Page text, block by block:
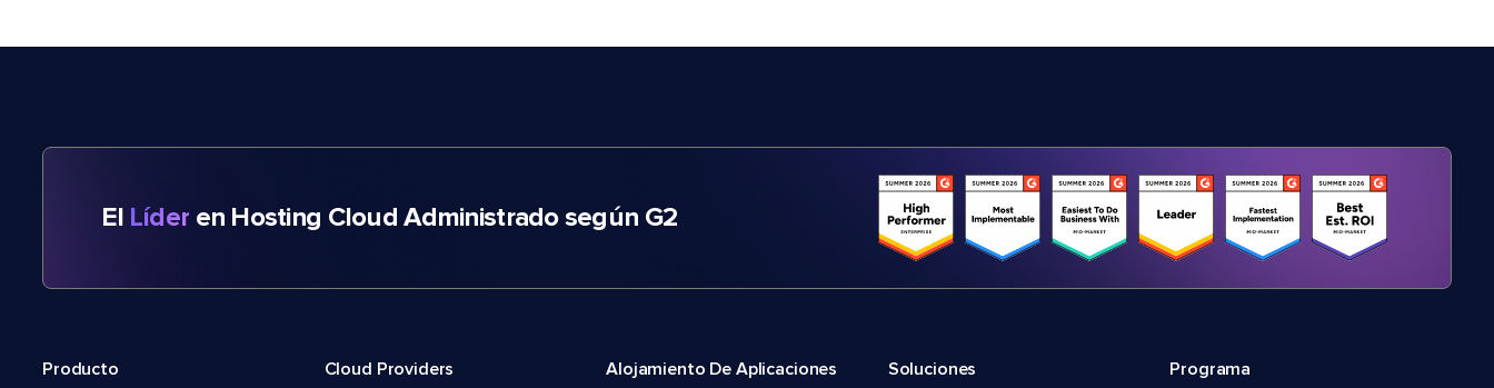
El Líder en Hosting Cloud Administrado según G2
Producto Cloud Providers Alojamiento De Aplicaciones Soluciones Programa